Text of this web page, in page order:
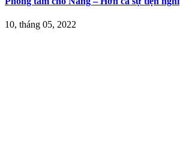
10, tháng 05, 2022